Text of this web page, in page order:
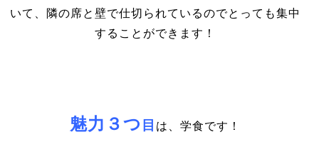
いて、隣の席と壁で仕切られているのでとっても集中
することができます！
魅力３つ 目 は、学食です！